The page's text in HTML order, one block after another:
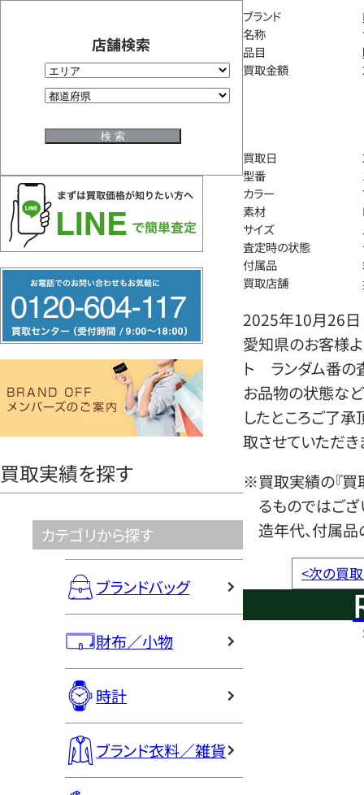
店舗検索
リ
ー
ヤ
買取実績を探す
カテゴリから探す
ブランドバッグ
財布／小物
時計
ブランド衣料／雑貨
ブランド
名称
品目
買取金額
買取日
型番
カラー
素材
サイズ
査定時の状態
付属品
買取店舗
2025年10月26日
愛知県のお客様
ト ランダム番の
お品物の状態など
したところご了
取させていただき
※買取実績の『買
るものではござ
造年代、付属品
<次の買